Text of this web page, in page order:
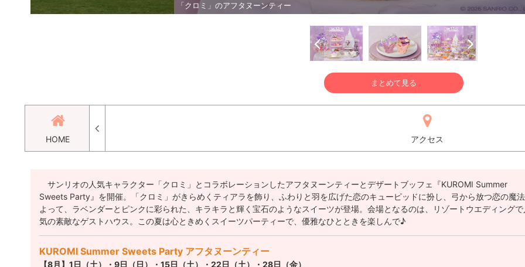
「クロミ」のアフタヌーンティー
まとめて見る
HOME アクセス
サンリオの人気キャラクター「クロミ」とコラボレーションしたアフタヌーンティーとデザートブッフェ『KUROMI Summer
Sweets Party』を開催。「クロミ」がきらめくティアラを飾り、ふわりと羽を広げた恋のキューピッドに扮し、弓から放つ恋の魔
よって、ラベンダーとピンクに彩られた、キラキラと輝く宝石のようなスイーツが登場。会場となるのは、リゾートウエディングで
気の素敵なゲストハウス。この夏は心ときめくスイーツパーティーで、優雅なひとときを楽しんで♪
KUROMI Summer Sweets Party アフタヌーンティー
【8月】1日（土）・9日（日）・15日（土）・22日（土）・28日（金）